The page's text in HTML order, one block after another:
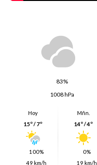
83%
1008 hPa
Hoy
15º / 7º
100%
49 km/h
Mñn.
14º / 4º
0%
19 km/h